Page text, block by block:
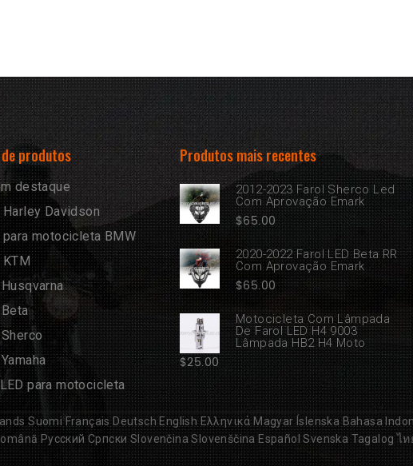
produtos
destaque
Davidson
motocicleta BMW
para motocicleta
Produtos mais recentes
2012-2023 Farol Sherco Led
Com Aprovação Emark
$65.00
2020-2022 Farol LED Beta RR
Com Aprovação Emark
$65.00
Motocicleta Com Lâmpada
De Farol LED H4 9003
Lâmpada HB2 H4 Moto
$25.00
Suomi Français Deutsch English Ελληνικά Magyar Íslenska Bahasa
Русский Српски Slovenčina Slovenščina Español Svenska Tagalog ไท